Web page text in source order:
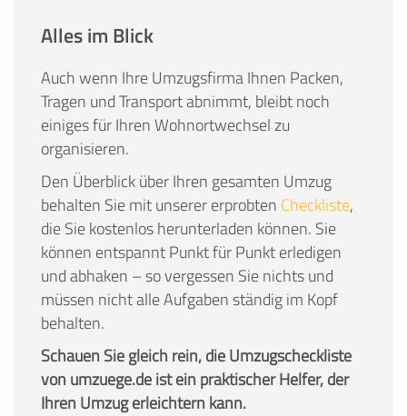
Alles im Blick
Auch wenn Ihre Umzugsfirma Ihnen Packen,
Tragen und Transport abnimmt, bleibt noch
einiges für Ihren Wohnortwechsel zu
organisieren.
Den Überblick über Ihren gesamten Umzug
behalten Sie mit unserer erprobten Checkliste,
die Sie kostenlos herunterladen können. Sie
können entspannt Punkt für Punkt erledigen
und abhaken – so vergessen Sie nichts und
müssen nicht alle Aufgaben ständig im Kopf
behalten.
Schauen Sie gleich rein, die Umzugscheckliste
von umzuege.de ist ein praktischer Helfer, der
Ihren Umzug erleichtern kann.